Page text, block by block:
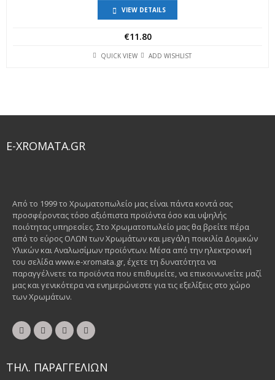
VIEW DETAILS
€11.80
QUICK VIEW ADD WISHLIST
E-XROMATA.GR
Από το 1999 το Χρωματοπωλείο μας είναι πάντα κοντά σας
προσφέροντας τόσο αξιόπιστα προϊόντα όσο και υψηλής
ποιότητας υπηρεσίες. Στο Χρωματοπωλείο μας θα βρείτε πέρα
από το εύρος ΟΛΩΝ των Χρωμάτων και μεγάλη ποικιλία Δομικών
Υλικών και Αναλωσίμων προϊόντων. Μέσα από την ηλεκτρονική
του σελίδα www.e-xromata.gr, έχετε τη δυνατότητα να
παραγγέλνετε τα προϊόντα που επιθυμείτε, να επικοινωνείτε μαζί
μας και γενικότερα να ενημερώνεστε για τις εξελίξεις στο χώρο
των Χρωμάτων.
ΤΗΛ. ΠΑΡΑΓΓΕΛΙΩΝ